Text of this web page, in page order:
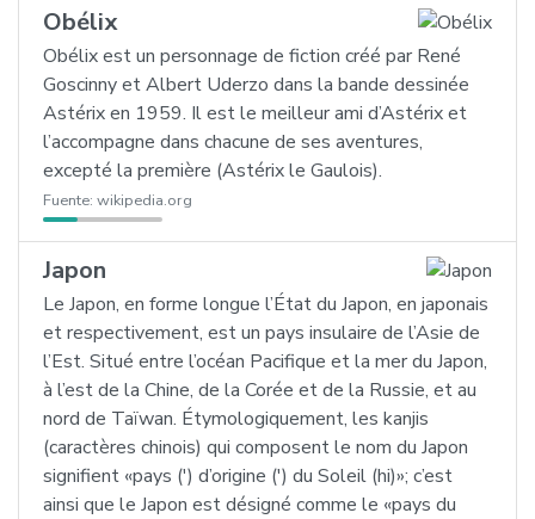
Obélix
Obélix est un personnage de fiction créé par René
Goscinny et Albert Uderzo dans la bande dessinée
Astérix en 1959. Il est le meilleur ami d’Astérix et
l’accompagne dans chacune de ses aventures,
excepté la première (Astérix le Gaulois).
Fuente: wikipedia.org
Japon
Le Japon, en forme longue l’État du Japon, en japonais
et respectivement, est un pays insulaire de l’Asie de
l’Est. Situé entre l’océan Pacifique et la mer du Japon,
à l’est de la Chine, de la Corée et de la Russie, et au
nord de Taïwan. Étymologiquement, les kanjis
(caractères chinois) qui composent le nom du Japon
signifient «pays (') d’origine (') du Soleil (hi)»; c’est
ainsi que le Japon est désigné comme le «pays du